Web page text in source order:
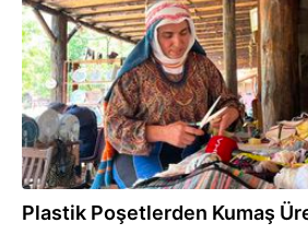
Plastik Poşetlerden Kumaş